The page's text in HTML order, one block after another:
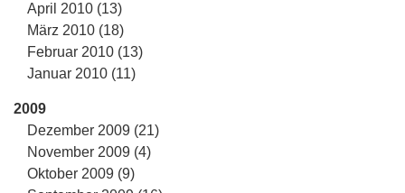
April 2010 (13)
März 2010 (18)
Februar 2010 (13)
Januar 2010 (11)
2009
Dezember 2009 (21)
November 2009 (4)
Oktober 2009 (9)